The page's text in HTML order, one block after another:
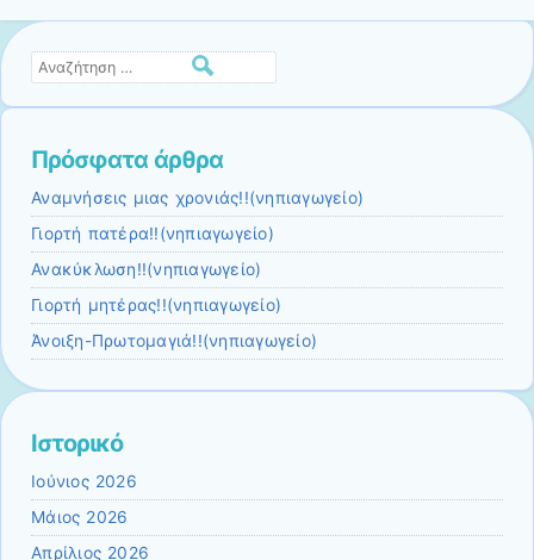
Αναζήτηση
Πρόσφατα άρθρα
Αναμνήσεις μιας χρονιάς!!(νηπιαγωγείο)
Γιορτή πατέρα!!(νηπιαγωγείο)
Ανακύκλωση!!(νηπιαγωγείο)
Γιορτή μητέρας!!(νηπιαγωγείο)
Άνοιξη-Πρωτομαγιά!!(νηπιαγωγείο)
Ιστορικό
Ιούνιος 2026
Μάιος 2026
Απρίλιος 2026